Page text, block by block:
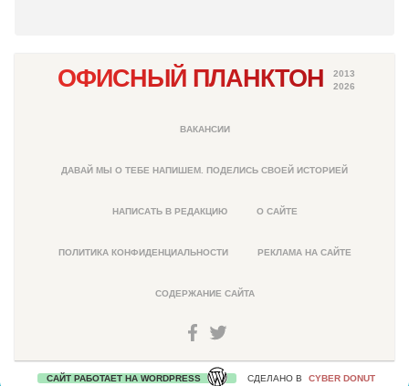
ОФИСНЫЙ ПЛАНКТОН
2013
2026
ВАКАНСИИ
ДАВАЙ МЫ О ТЕБЕ НАПИШЕМ. ПОДЕЛИСЬ СВОЕЙ ИСТОРИЕЙ
НАПИСАТЬ В РЕДАКЦИЮ О САЙТЕ
ПОЛИТИКА КОНФИДЕНЦИАЛЬНОСТИ РЕКЛАМА НА САЙТЕ
СОДЕРЖАНИЕ САЙТА
САЙТ РАБОТАЕТ НА WORDPRESS СДЕЛАНО В CYBER DONUT